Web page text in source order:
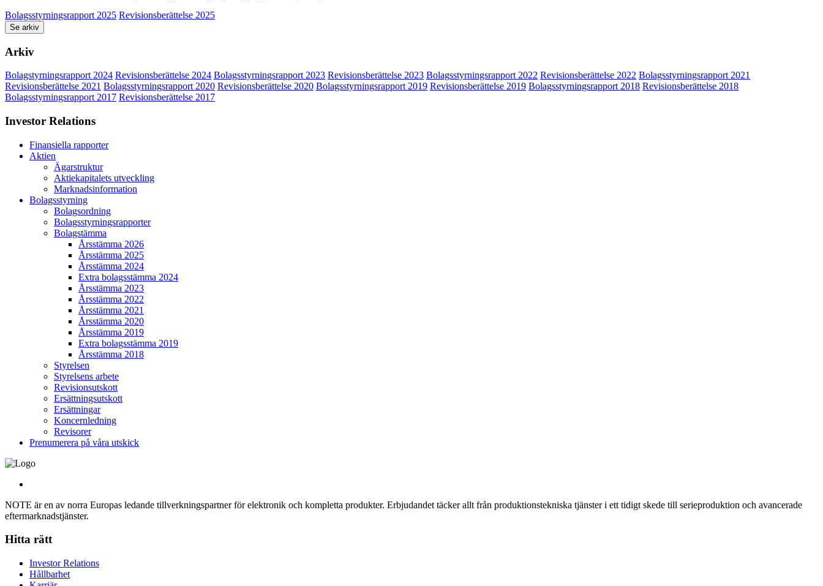
Bolagsstyrningsrapport 2025 Revisionsberättelse 2025
Se arkiv
Arkiv
Bolagstyrningsrapport 2024 Revisionsberättelse 2024 Bolagsstyrningsrapport 2023 Revisionsberättelse 2023 Bolagsstyrningsrapport 2022 Revisionsberättelse 2022 Bolagsstyrningsrapport 2021
Revisionsberättelse 2021 Bolagsstyrningsrapport 2020 Revisionsberättelse 2020 Bolagsstyrningsrapport 2019 Revisionsberättelse 2019 Bolagsstyrningsrapport 2018 Revisionsberättelse 2018
Bolagsstyrningsrapport 2017 Revisionsberättelse 2017
Investor Relations
Finansiella rapporter
Aktien
Ägarstruktur
Aktiekapitalets utveckling
Marknadsinformation
Bolagsstyrning
Bolagsordning
Bolagsstyrningsrapporter
Bolagstämma
Årsstämma 2026
Årsstämma 2025
Årsstämma 2024
Extra bolagsstämma 2024
Årsstämma 2023
Årsstämma 2022
Årsstämma 2021
Årsstämma 2020
Årsstämma 2019
Extra bolagsstämma 2019
Årsstämma 2018
Styrelsen
Styrelsens arbete
Revisionsutskott
Ersättningsutskott
Ersättningar
Koncernledning
Revisorer
Prenumerera på våra utskick
NOTE är en av norra Europas ledande tillverkningspartner för elektronik och kompletta produkter. Erbjudandet täcker allt från produktionstekniska tjänster i ett tidigt skede till serieproduktion och avancerade
eftermarknadstjänster.
Hitta rätt
Investor Relations
Hållbarhet